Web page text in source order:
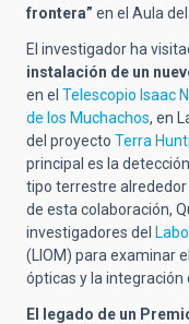
frontera” en el Aula del
El investigador ha
instalación de un
en el Telescopio Isaac
de los Muchachos, en
del proyecto Terra
principal es la
tipo terrestre alrededor
de esta colaboración,
investigadores del
(LIOM) para examinar
ópticas y la
El legado de un